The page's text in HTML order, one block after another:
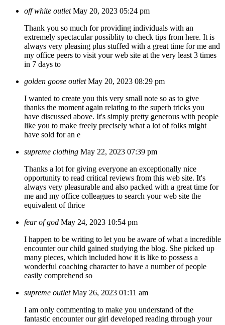
off white outlet May 20, 2023 05:24 pm
Thank you so much for providing individuals with an
extremely spectacular possiblity to check tips from here. It is
always very pleasing plus stuffed with a great time for me and
my office peers to visit your web site at the very least 3 times
in 7 days to
golden goose outlet May 20, 2023 08:29 pm
I wanted to create you this very small note so as to give
thanks the moment again relating to the superb tricks you
have discussed above. It's simply pretty generous with people
like you to make freely precisely what a lot of folks might
have sold for an e
supreme clothing May 22, 2023 07:39 pm
Thanks a lot for giving everyone an exceptionally nice
opportunity to read critical reviews from this web site. It's
always very pleasurable and also packed with a great time for
me and my office colleagues to search your web site the
equivalent of thrice
fear of god May 24, 2023 10:54 pm
I happen to be writing to let you be aware of what a incredible
encounter our child gained studying the blog. She picked up
many pieces, which included how it is like to possess a
wonderful coaching character to have a number of people
easily comprehend so
supreme outlet May 26, 2023 01:11 am
I am only commenting to make you understand of the
fantastic encounter our girl developed reading through your